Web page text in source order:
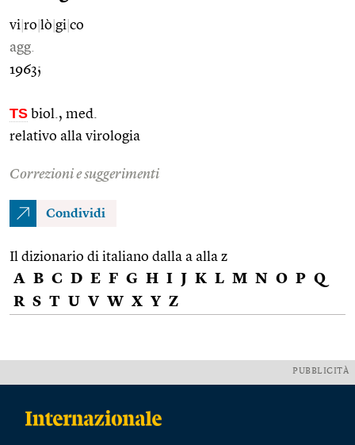
vi ro lò gi co
agg.
1963;
TS biol., med.
relativo alla virologia
Correzioni e suggerimenti
Condividi
Il dizionario di italiano dalla a alla z
A B C D E F G H I J K L M N O P Q
R S T U V W X Y Z
PUBBLICITÀ